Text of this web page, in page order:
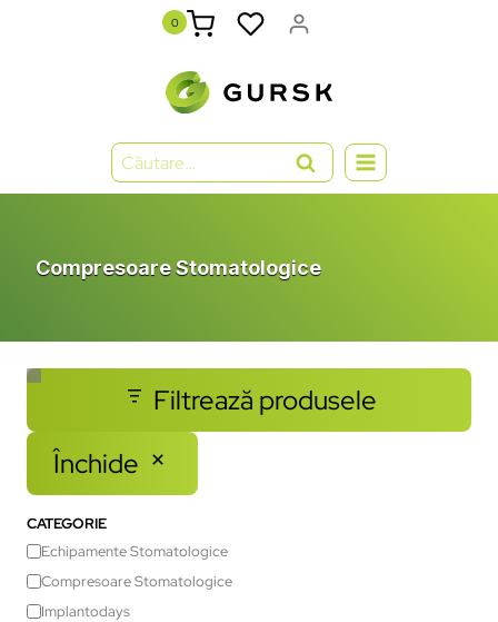
0
CompresoareStomatologice
Filtrează produsele
Închide
CATEGORIE
Echipamente Stomatologice
Compresoare Stomatologice
Implantodays